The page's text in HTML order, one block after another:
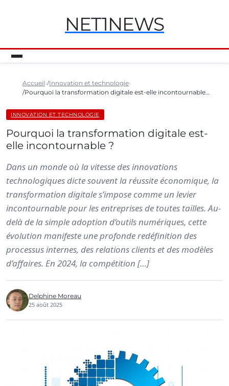
NET1NEWS
Accueil Innovation et technologie
Pourquoi la transformation digitale est-elle incontournable…
INNOVATION ET TECHNOLOGIE
Pourquoi la transformation digitale est-
elle incontournable ?
Dans un monde où la vitesse des innovations
technologiques dicte souvent la réussite économique, la
transformation digitale s’impose comme un levier
incontournable pour les entreprises de toutes tailles. Au-
delà de la simple adoption d’outils numériques, cette
évolution manifeste une profonde redéfinition des
processus internes, des relations clients et des modèles
d’affaires. En 2024, la compétition […]
Delphine Moreau
25 août 2025